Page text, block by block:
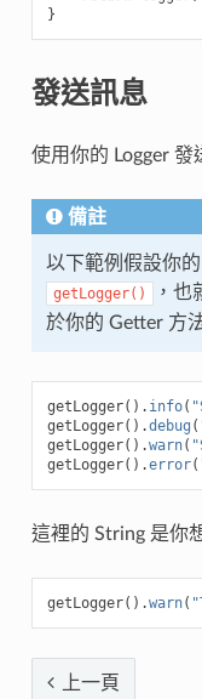
}
發送訊息
使用你的 Logger 發
備註
以下範例假設你
getLogger()
，
於你的 Getter 方
getLogger(). info(
getLogger().debug (
getLogger().warn(
getLogger().error(
這裡的 String 是你
getLogger().warn(
上一頁